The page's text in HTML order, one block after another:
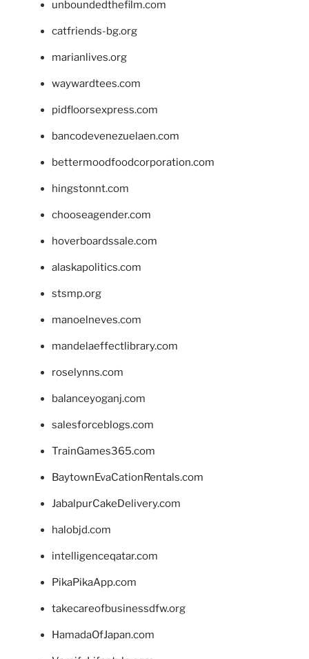
unboundedthefilm.com
catfriends-bg.org
marianlives.org
waywardtees.com
pidfloorsexpress.com
bancodevenezuelaen.com
bettermoodfoodcorporation.com
hingstonnt.com
chooseagender.com
hoverboardssale.com
alaskapolitics.com
stsmp.org
manoelneves.com
mandelaeffectlibrary.com
roselynns.com
balanceyoganj.com
salesforceblogs.com
TrainGames365.com
BaytownEvaCationRentals.com
JabalpurCakeDelivery.com
halobjd.com
intelligenceqatar.com
PikaPikaApp.com
takecareofbusinessdfw.org
HamadaOfJapan.com